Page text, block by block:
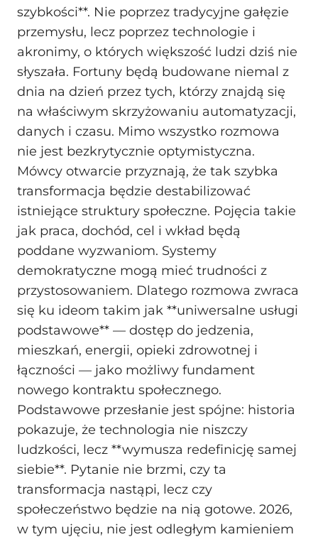
szybkości**. Nie poprzez tradycyjne gałęzie
przemysłu, lecz poprzez technologie i
akronimy, o których większość ludzi dziś nie
słyszała. Fortuny będą budowane niemal z
dnia na dzień przez tych, którzy znajdą się
na właściwym skrzyżowaniu automatyzacji,
danych i czasu. Mimo wszystko rozmowa
nie jest bezkrytycznie optymistyczna.
Mówcy otwarcie przyznają, że tak szybka
transformacja będzie destabilizować
istniejące struktury społeczne. Pojęcia takie
jak praca, dochód, cel i wkład będą
poddane wyzwaniom. Systemy
demokratyczne mogą mieć trudności z
przystosowaniem. Dlatego rozmowa zwraca
się ku ideom takim jak **uniwersalne usługi
podstawowe** — dostęp do jedzenia,
mieszkań, energii, opieki zdrowotnej i
łączności — jako możliwy fundament
nowego kontraktu społecznego.
Podstawowe przesłanie jest spójne: historia
pokazuje, że technologia nie niszczy
ludzkości, lecz **wymusza redefinicję samej
siebie**. Pytanie nie brzmi, czy ta
transformacja nastąpi, lecz czy
społeczeństwo będzie na nią gotowe. 2026,
w tym ujęciu, nie jest odległym kamieniem